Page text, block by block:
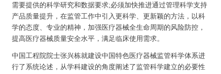
需要提供的科学研究和数据要求;必须加快推进通过管理科学支持
产品质量提升，在监管工作中引入更科学、更新颖的方法，以科
学的态度、专业的精神，加强医疗器械全生命周期的风险防控，
提高医疗器械质量安全水平，满足临床使用需求。
中国工程院院士张兴栋就建设中国特色医疗器械监管科学体系进
行了系统论述，从学科建设的角度阐述了监管科学建立的必要性